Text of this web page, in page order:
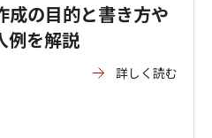
成の目的と書き方や
例を解説
詳しく読む